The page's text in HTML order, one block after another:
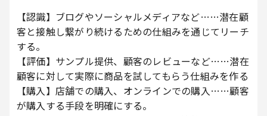
【認識】ブログやソーシャルメディアなど……潜在顧
客と接触し繋がり続けるための仕組みを通じてリーチ
する。
【評価】サンプル提供、顧客のレビューなど……潜在
顧客に対して実際に商品を試してもらう仕組みを作る
【購入】店舗での購入、オンラインでの購入……顧客
が購入する手段を明確にする。